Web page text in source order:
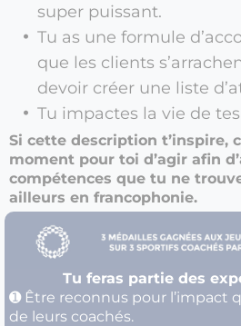
super puissant.
Tu as une formule
que les clients
devoir créer une liste
Tu impactes la vie de
Si cette description t’inspire,
moment pour toi d’agir afin
compétences que tu ne
ailleurs en francophonie.​
Tu feras partie des
➊ Être reconnus pour l’impact
de leurs coachés.